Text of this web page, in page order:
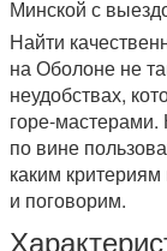
Найти
на Оболоне не
неудобствах,
горе-мастерами.
по вине
каким
и поговорим.